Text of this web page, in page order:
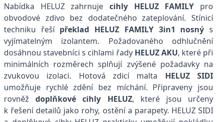
Nabídka HELUZ zahrnuje cihly HELUZ FAMILY pro
obvodové zdivo bez dodatečného zateplování. Stínicí
techniku řeší překlad HELUZ FAMILY 3in1 nosnýs
vyjímatelným izolantem. Požadovaného odhlučnění
dosáhnou stavebníci s cihlami řady HELUZ AKU, které při
minimálních rozměrech splňují zvýšené požadavky na
zvukovou izolaci. Hotová zdicí malta HELUZ SIDI
umožňuje rychlé zdění bez míchání. Připraveny jsou
rovněždoplňkové cihly HELUZ, které jsou určeny
k řešení detailů jako rohy, ostění a parapety. HELUZ SIDI